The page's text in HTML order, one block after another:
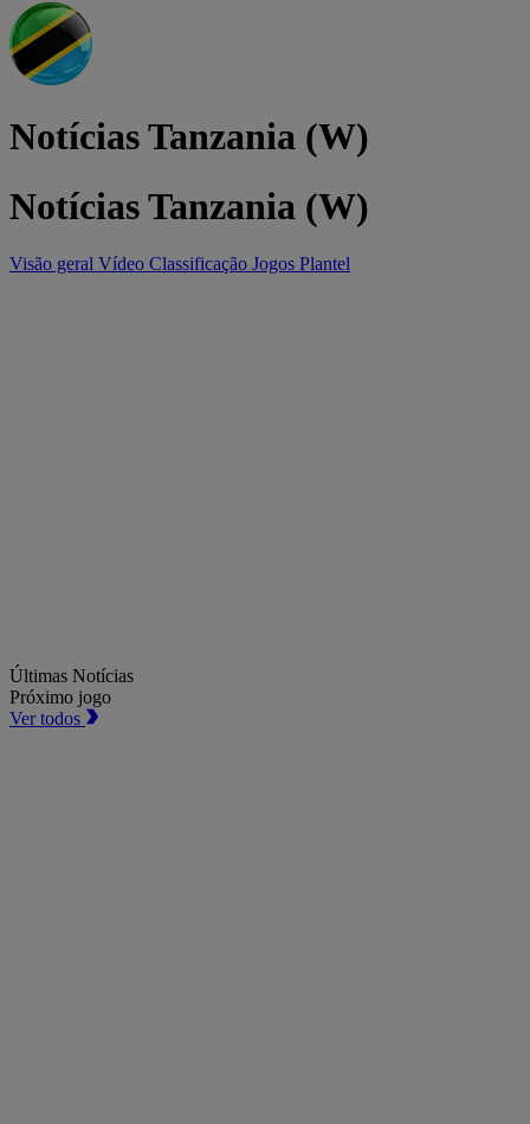
Notícias Tanzania (W)
Notícias Tanzania (W)
Visão geral Vídeo Classificação Jogos Plantel
Últimas Notícias
Próximo jogo
Ver todos